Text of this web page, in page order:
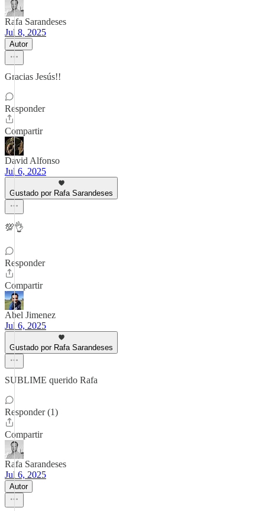
Rafa Sarandeses
Jul 8, 2025
Autor
Gracias Jesús!!
Responder
Compartir
David Alfonso
Jul 6, 2025
Gustado por Rafa Sarandeses
💯👌
Responder
Compartir
Abel Jimenez
Jul 6, 2025
Gustado por Rafa Sarandeses
SUBLIME querido Rafa
Responder (1)
Compartir
Rafa Sarandeses
Jul 6, 2025
Autor